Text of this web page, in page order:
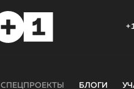
СПЕЦПРОЕКТЫ БЛОГИ